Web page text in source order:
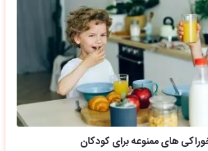
های ممنوعه برای کودکان